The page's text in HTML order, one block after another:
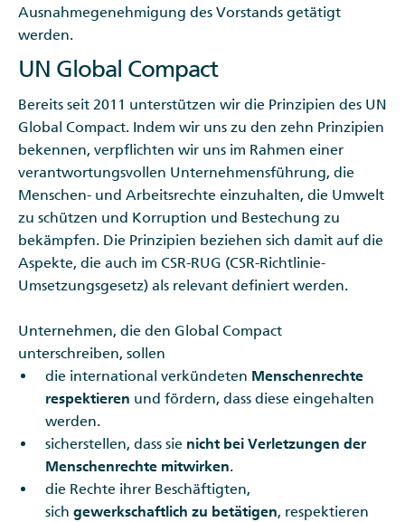
Ausnahmegenehmigung des Vorstands getätigt
werden.
UN Global Compact
Bereits seit 2011 unterstützen wir die Prinzipien des UN
Global Compact. Indem wir uns zu den zehn Prinzipien
bekennen, verpflichten wir uns im Rahmen einer
verantwortungsvollen Unternehmensführung, die
Menschen- und Arbeitsrechte einzuhalten, die Umwelt
zu schützen und Korruption und Bestechung zu
bekämpfen. Die Prinzipien beziehen sich damit auf die
Aspekte, die auch im CSR-RUG (CSR-Richtlinie-
Umsetzungsgesetz) als relevant definiert werden.
Unternehmen, die den Global Compact
unterschreiben, sollen
die international verkündeten Menschenrechte
respektieren und fördern, dass diese eingehalten
werden.
sicherstellen, dass sie nicht bei Verletzungen der
Menschenrechte mitwirken.
die Rechte ihrer Beschäftigten,
sich gewerkschaftlich zu betätigen, respektieren